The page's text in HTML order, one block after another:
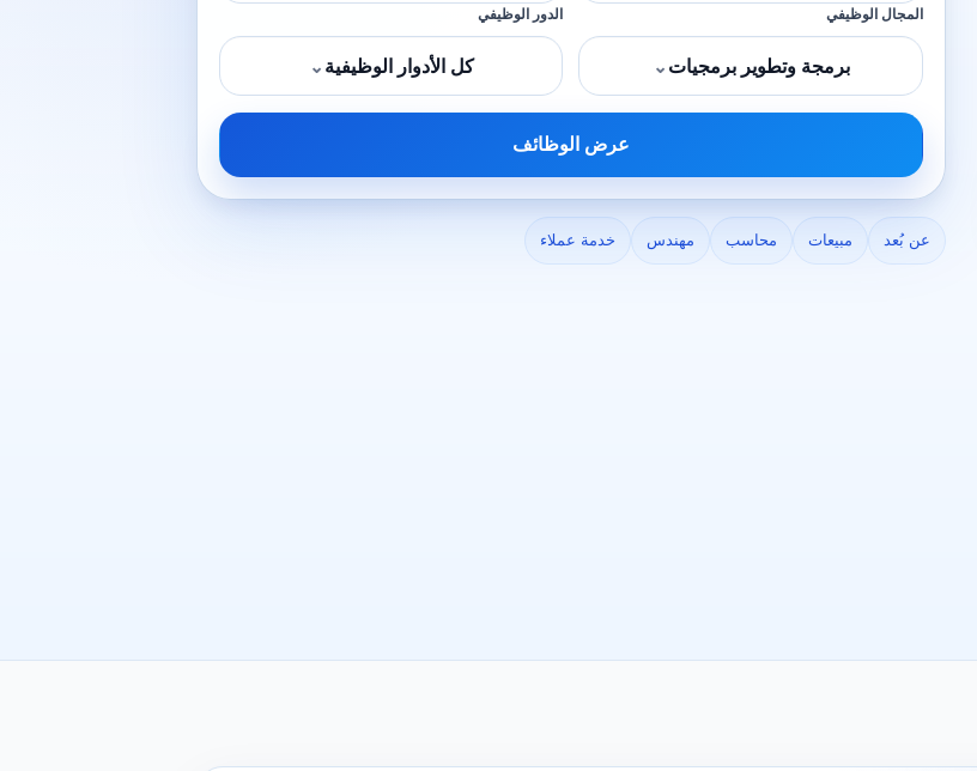
المجال الوظيفي
برمجة وتطوير برمجيات ⌄
الدور الوظيفي
كل الأدوار الوظيفية ⌄
عرض الوظائف
عن بُعد مبيعات محاسب مهندس خدمة عملاء